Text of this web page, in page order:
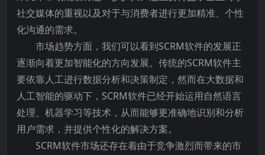
社交媒体的重视以及对于与消费者进行更加精准、个性
化沟通的需求。
市场趋势方面，我们可以看到SCRM软件的发展正
逐渐向着更加智能化的方向发展。传统的SCRM软件主
要依靠人工进行数据分析和决策制定，然而在大数据和
人工智能的驱动下，SCRM软件已经开始运用自然语言
处理、机器学习等技术，从而能够更准确地识别和分析
用户需求，并提供个性化的解决方案。
SCRM软件市场还存在着由于竞争激烈而带来的市